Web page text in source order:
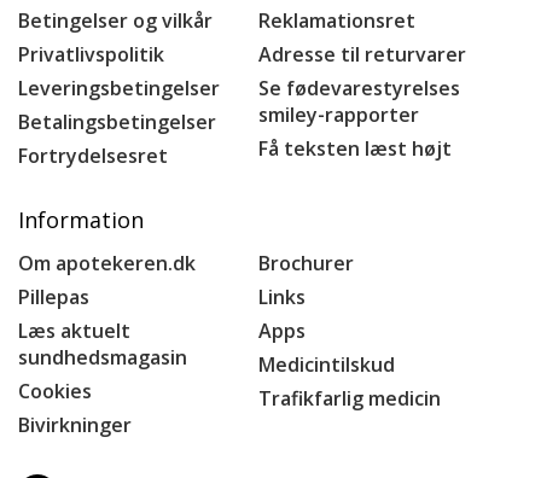
Betingelser og vilkår
Privatlivspolitik
Leveringsbetingelser
Betalingsbetingelser
Fortrydelsesret
Reklamationsret
Adresse til returvarer
Se fødevarestyrelses
smiley-rapporter
Få teksten læst højt
Information
Om apotekeren.dk
Pillepas
Læs aktuelt
sundhedsmagasin
Cookies
Bivirkninger
Brochurer
Links
Apps
Medicintilskud
Trafikfarlig medicin